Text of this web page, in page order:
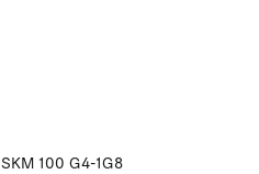
SKM 100 G4-1G8